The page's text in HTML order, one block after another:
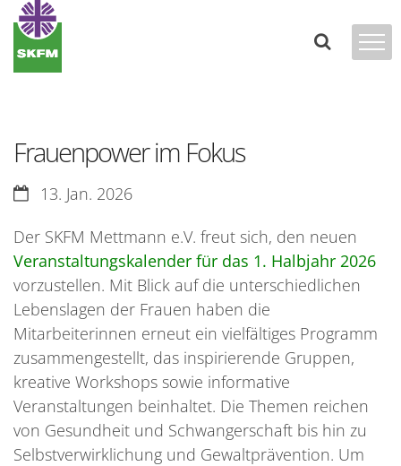
Zum Inhalt springen
Frauenpower im Fokus
Datum:13. Jan. 2026
Der SKFM Mettmann e.V. freut sich, den neuen
Veranstaltungskalender für das 1. Halbjahr 2026
vorzustellen. Mit Blick auf die unterschiedlichen
Lebenslagen der Frauen haben die
Mitarbeiterinnen erneut ein vielfältiges Programm
zusammengestellt, das inspirierende Gruppen,
kreative Workshops sowie informative
Veranstaltungen beinhaltet. Die Themen reichen
von Gesundheit und Schwangerschaft bis hin zu
Selbstverwirklichung und Gewaltprävention. Um